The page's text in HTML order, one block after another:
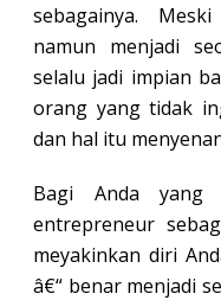
sebagainya.
namun menjadi
selalu jadi impian
orang yang tidak
dan hal itu
Bagi Anda yang
entrepreneur
meyakinkan diri
â€“ benar menjadi